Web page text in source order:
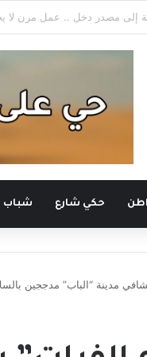
المسيحية في صيدنايا للمطالبة
حكي شارع شباب
مدينة “الباب” مدججين